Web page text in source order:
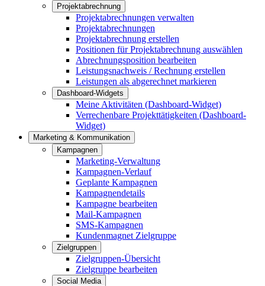
Projektabrechnung
Projektabrechnungen verwalten
Projektabrechnungen
Projektabrechnung erstellen
Positionen für Projektabrechnung auswählen
Abrechnungsposition bearbeiten
Leistungsnachweis / Rechnung erstellen
Leistungen als abgerechnet markieren
Dashboard-Widgets
Meine Aktivitäten (Dashboard-Widget)
Verrechenbare Projekttätigkeiten (Dashboard-
Widget)
Marketing & Kommunikation
Kampagnen
Marketing-Verwaltung
Kampagnen-Verlauf
Geplante Kampagnen
Kampagnendetails
Kampagne bearbeiten
Mail-Kampagnen
SMS-Kampagnen
Kundenmagnet Zielgruppe
Zielgruppen
Zielgruppen-Übersicht
Zielgruppe bearbeiten
Social Media